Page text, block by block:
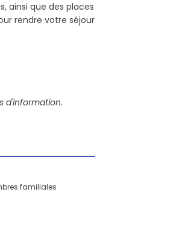
ainsi que des places
rendre votre séjour
d'information.
familiales